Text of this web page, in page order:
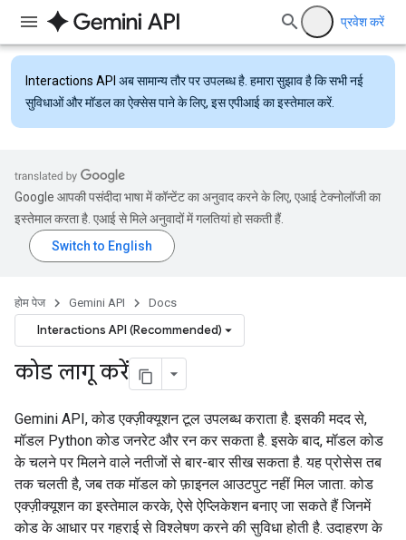
प्रवेश करें
Interactions API अब सामान्य तौर पर उपलब्ध है. हमारा सुझाव है कि सभी नई
सुविधाओं और मॉडल का ऐक्सेस पाने के लिए, इस एपीआई का इस्तेमाल करें.
Google आपकी पसंदीदा भाषा में कॉन्टेंट का अनुवाद करने के लिए, एआई टेक्नोलॉजी का
इस्तेमाल करता है. एआई से मिले अनुवादों में गलतियां हो सकती हैं.
होम पेज Gemini API Docs
Interactions API (Recommended)
कोड लागू करें
Gemini API, कोड एक्ज़ीक्यूशन टूल उपलब्ध कराता है. इसकी मदद से,
मॉडल Python कोड जनरेट और रन कर सकता है. इसके बाद, मॉडल कोड
के चलने पर मिलने वाले नतीजों से बार-बार सीख सकता है. यह प्रोसेस तब
तक चलती है, जब तक मॉडल को फ़ाइनल आउटपुट नहीं मिल जाता. कोड
एक्ज़ीक्यूशन का इस्तेमाल करके, ऐसे ऐप्लिकेशन बनाए जा सकते हैं जिनमें
कोड के आधार पर गहराई से विश्लेषण करने की सुविधा होती है. उदाहरण के